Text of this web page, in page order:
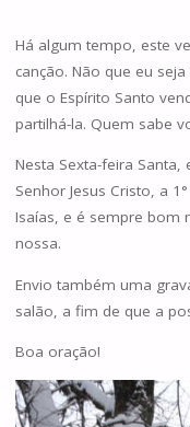
Há algum tempo, este
canção. Não que eu
que o Espírito Santo
partilhá-la. Quem sabe
Nesta Sexta-feira
Senhor Jesus Cristo, a
Isaías, e é sempre bom
nossa.
Envio também uma
salão, a fim de que a
Boa oração!